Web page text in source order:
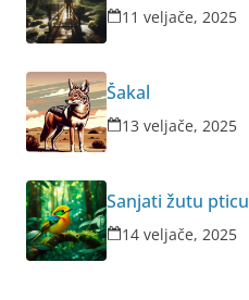
11 veljače, 2025
Šakal
13 veljače, 2025
Sanjati žutu pticu
14 veljače, 2025